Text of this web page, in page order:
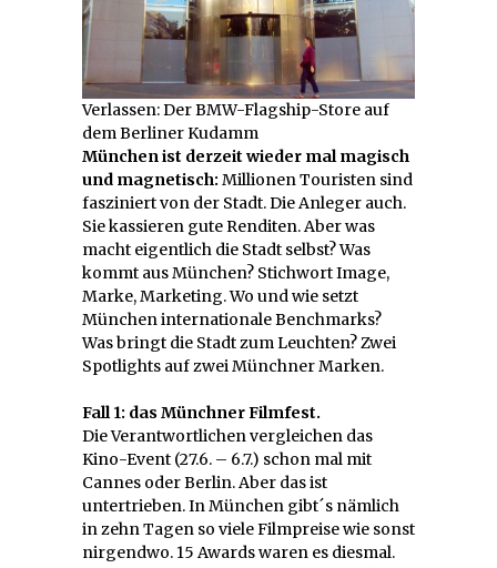
Verlassen: Der BMW-Flagship-Store auf
dem Berliner Kudamm
München ist derzeit wieder mal magisch
und magnetisch: Millionen Touristen sind
fasziniert von der Stadt. Die Anleger auch.
Sie kassieren gute Renditen. Aber was
macht eigentlich die Stadt selbst? Was
kommt aus München? Stichwort Image,
Marke, Marketing. Wo und wie setzt
München internationale Benchmarks?
Was bringt die Stadt zum Leuchten? Zwei
Spotlights auf zwei Münchner Marken.
Fall 1: das Münchner Filmfest.
Die Verantwortlichen vergleichen das
Kino-Event (27.6. – 6.7.) schon mal mit
Cannes oder Berlin. Aber das ist
untertrieben. In München gibt´s nämlich
in zehn Tagen so viele Filmpreise wie sonst
nirgendwo. 15 Awards waren es diesmal.